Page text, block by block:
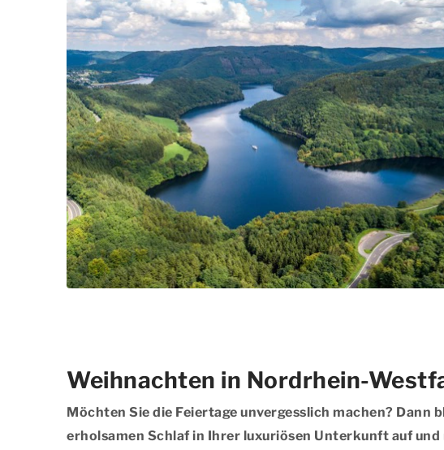
Weihnachten in Nordrhein-
Möchten Sie die Feiertage unvergesslich machen? Dann
erholsamen Schlaf in Ihrer luxuriösen Unterkunft auf